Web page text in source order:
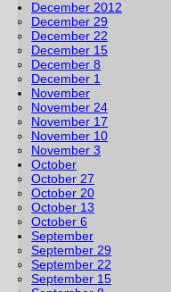
December 2012
December 29
December 22
December 15
December 8
December 1
November
November 24
November 17
November 10
November 3
October
October 27
October 20
October 13
October 6
September
September 29
September 22
September 15